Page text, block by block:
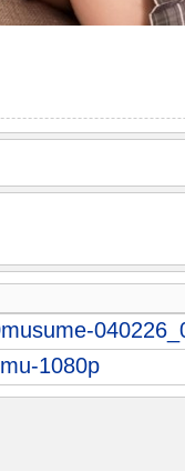
1080p